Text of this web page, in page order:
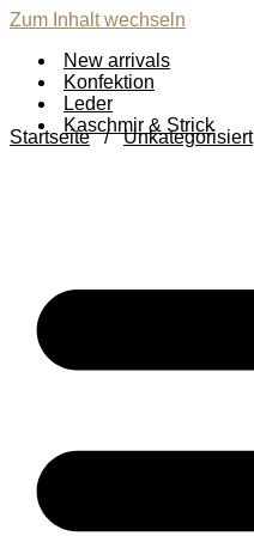
Zum Inhalt wechseln
New arrivals
Konfektion
Leder
Kaschmir & Strick
Startseite / Unkategorisiert